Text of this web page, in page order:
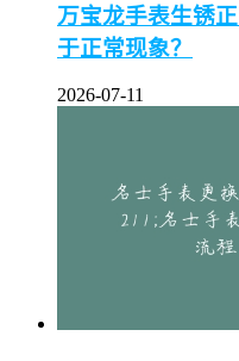
万宝龙手表生锈
于正常现象？
2026-07-11